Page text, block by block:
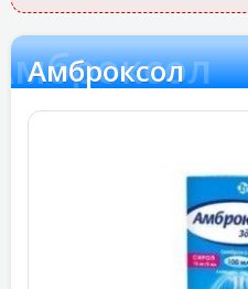
Амброксол